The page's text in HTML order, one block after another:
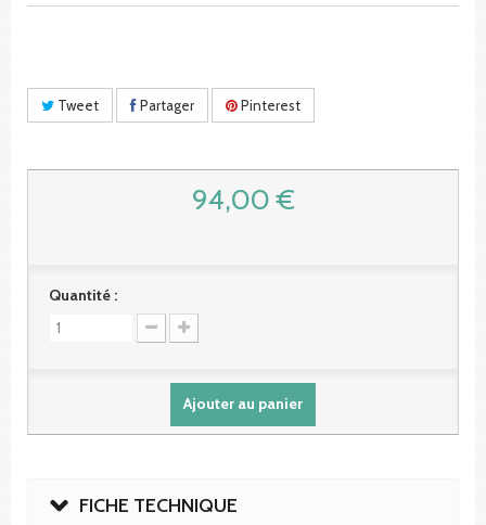
Tweet Partager Pinterest
94,00 €
Quantité :
Ajouter au panier
FICHE TECHNIQUE